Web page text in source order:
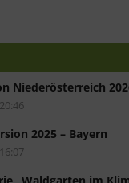
Niederösterreich
2025 – Bayern
„Waldgarten im